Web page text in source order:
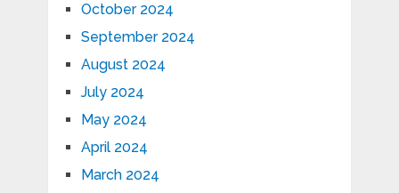
October 2024
September 2024
August 2024
July 2024
May 2024
April 2024
March 2024